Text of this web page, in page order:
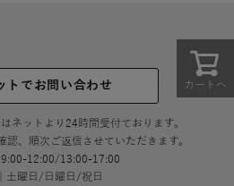
カートへ
トでお問い合わせ
ネットより24時間受付ております。
、順次ご返信させていただきます。
9:00-12:00/13:00-17:00
土曜日/日曜日/祝日